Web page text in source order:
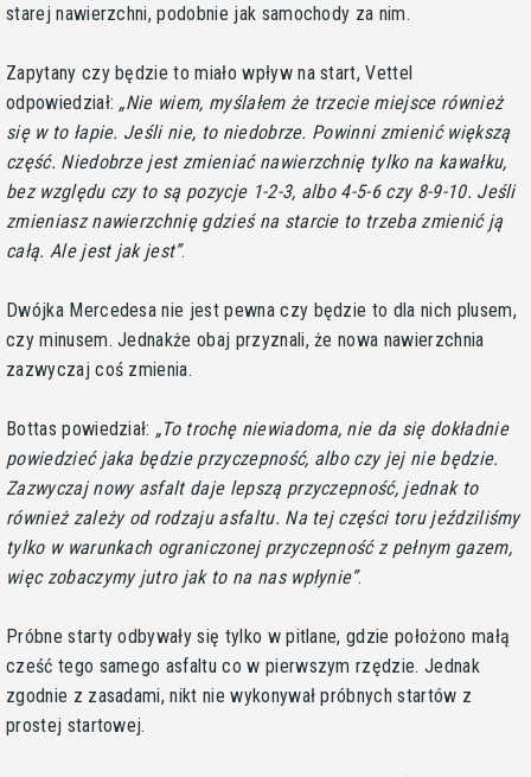
starej nawierzchni, podobnie jak samochody za nim.
Zapytany czy będzie to miało wpływ na start, Vettel
odpowiedział:
Nie wiem, myślałem że trzecie miejsce również
się w to łapie. Jeśli nie, to niedobrze. Powinni zmienić większą
część. Niedobrze jest zmieniać nawierzchnię tylko na kawałku,
bez względu czy to są pozycje 1-2-3, albo 4-5-6 czy 8-9-10. Jeśli
zmieniasz nawierzchnię gdzieś na starcie to trzeba zmienić ją
całą. Ale jest jak jest .
Dwójka Mercedesa nie jest pewna czy będzie to dla nich plusem,
czy minusem. Jednakże obaj przyznali, że nowa nawierzchnia
zazwyczaj coś zmienia.
Bottas powiedział:
To trochę niewiadoma, nie da się dokładnie
powiedzieć jaka będzie przyczepność, albo czy jej nie będzie.
Zazwyczaj nowy asfalt daje lepszą przyczepność, jednak to
również zależy od rodzaju asfaltu. Na tej części toru jeździliśmy
tylko w warunkach ograniczonej przyczepność z pełnym gazem,
więc zobaczymy jutro jak to na nas wpłynie .
Próbne starty odbywały się tylko w pitlane, gdzie położono małą
cześć tego samego asfaltu co w pierwszym rzędzie. Jednak
zgodnie z zasadami, nikt nie wykonywał próbnych startów z
prostej startowej.